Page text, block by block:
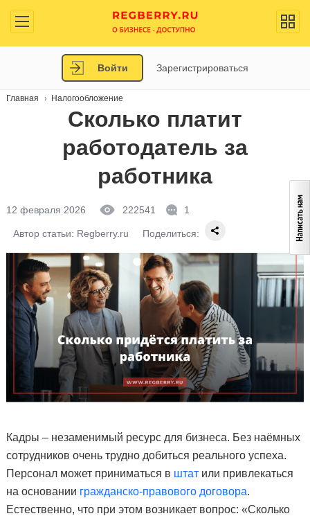
Войти Зарегистрироваться
Главная Налогообложение
Сколько платит
работодатель за
работника
12 февраля 2026 222541 1
Автор статьи: Regberry.ru Поделиться:
Кадры – незаменимый ресурс для бизнеса. Без наёмных
сотрудников очень трудно добиться реального успеха.
Персонал может приниматься в штатили привлекаться
на основании гражданско-правового договора.
Естественно, что при этом возникает вопрос: «Сколько